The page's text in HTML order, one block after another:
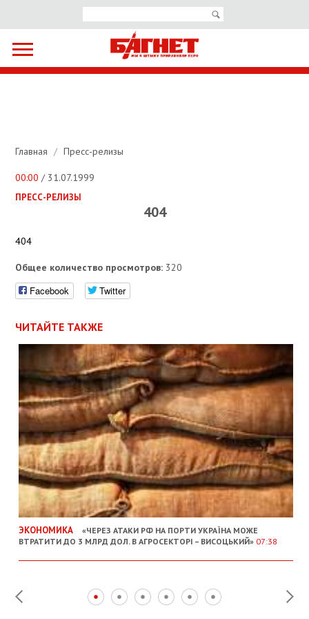
Главная / Пресс-релизы
00:00 / 31.07.1999
ПРЕСС-РЕЛИЗЫ
404
404
Общее количество просмотров: 320
Facebook Twitter
ЧИТАЙТЕ ТАКЖЕ
ЭКОНОМИКА
«ЧЕРЕЗ АТАКИ РФ НА ПОРТИ УКРАЇНА МОЖЕ
ВТРАТИТИ ДО 3 МЛРД ДОЛ. В АГРОСЕКТОРІ – ВИСОЦЬКИЙ» 07:38